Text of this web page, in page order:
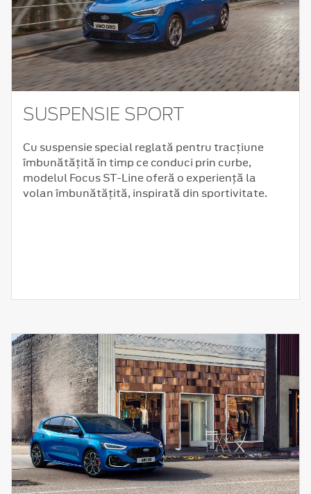
SUSPENSIE SPORT
Cu suspensie special reglată pentru tracțiune
îmbunătățită în timp ce conduci prin curbe,
modelul Focus ST-Line oferă o experiență la
volan îmbunătățită, inspirată din sportivitate.